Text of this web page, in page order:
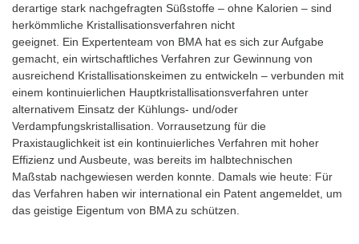
derartige stark nachgefragten Süßstoffe – ohne Kalorien – sind
herkömmliche Kristallisationsverfahren nicht
geeignet. Ein Expertenteam von BMA hat es sich zur Aufgabe
gemacht, ein wirtschaftliches Verfahren zur Gewinnung von
ausreichend Kristallisationskeimen zu entwickeln – verbunden mit
einem kontinuierlichen Hauptkristallisationsverfahren unter
alternativem Einsatz der Kühlungs- und/oder
Verdampfungskristallisation. Vorrausetzung für die
Praxistauglichkeit ist ein kontinuierliches Verfahren mit hoher
Effizienz und Ausbeute, was bereits im halbtechnischen
Maßstab nachgewiesen werden konnte. Damals wie heute: Für
das Verfahren haben wir international ein Patent angemeldet, um
das geistige Eigentum von BMA zu schützen.